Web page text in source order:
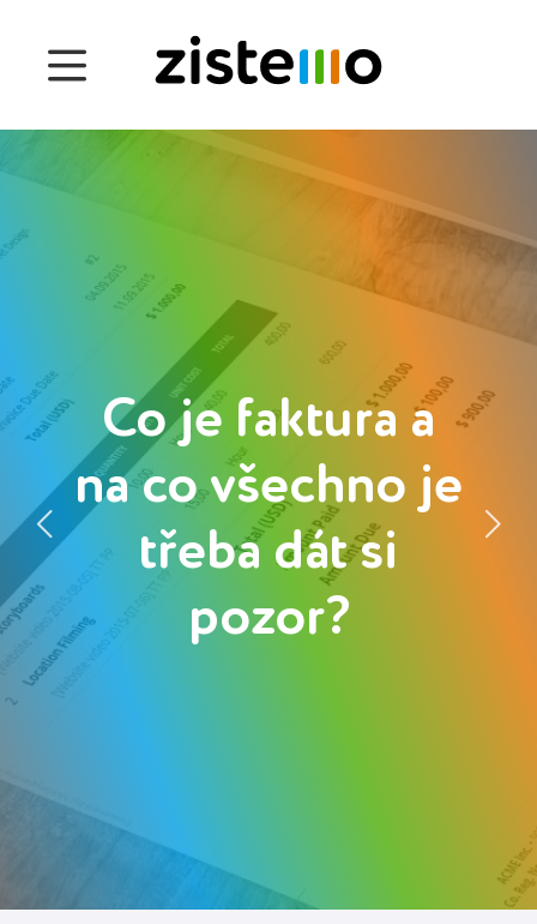
Správa projektu
Systém 360
Customers
English
Čeština
Přihlásit se
Co je faktura a
na co všechno je
třeba dát si
pozor?